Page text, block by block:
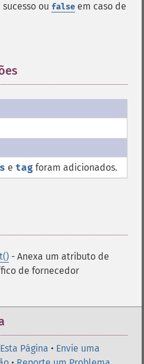
ou false em caso de
e tag foram adicionados.
- Anexa um atributo de
de fornecedor
Página • Envie uma